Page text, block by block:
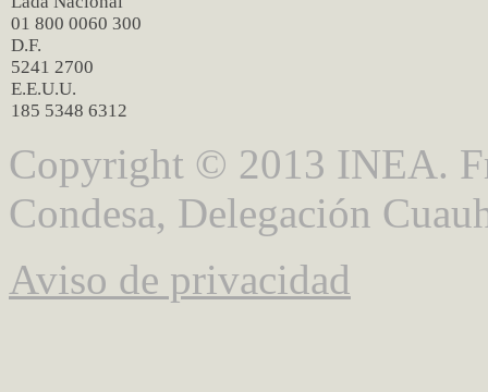
01 800 0060 300
D.F.
5241 2700
E.E.U.U.
185 5348 6312
Copyright © 2013 INEA.
Condesa, Delegación
Aviso de privacidad